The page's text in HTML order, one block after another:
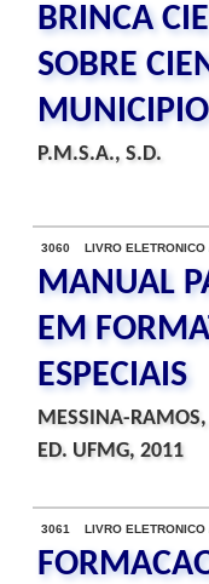
BRINCA
SOBRE
P.M.S.A., S.D.
3060 LIVRO ELETRONICO
MANUAL
EM
ESPECIAIS
MESSINA-
ED. UFMG, 2011
3061 LIVRO ELETRONICO